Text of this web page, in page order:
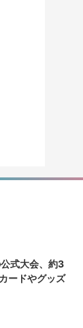
式大会、約3
ードやグッズ